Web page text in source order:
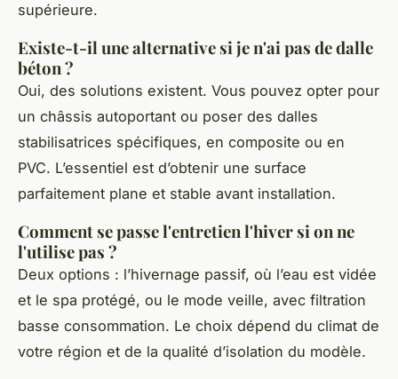
supérieure.
Existe-t-il une alternative si je n'ai pas de dalle
béton ?
Oui, des solutions existent. Vous pouvez opter pour
un châssis autoportant ou poser des dalles
stabilisatrices spécifiques, en composite ou en
PVC. L’essentiel est d’obtenir une surface
parfaitement plane et stable avant installation.
Comment se passe l'entretien l'hiver si on ne
l'utilise pas ?
Deux options : l’hivernage passif, où l’eau est vidée
et le spa protégé, ou le mode veille, avec filtration
basse consommation. Le choix dépend du climat de
votre région et de la qualité d’isolation du modèle.